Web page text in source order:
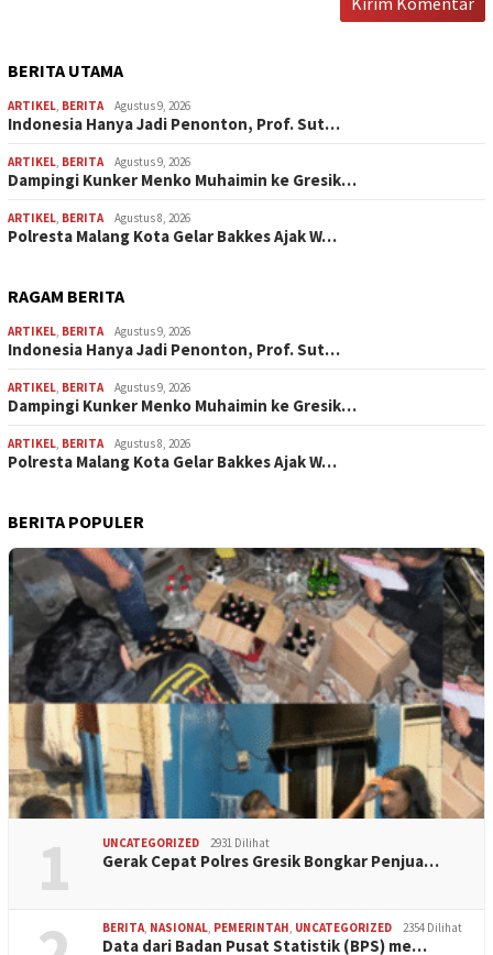
BERITA UTAMA
ARTIKEL, BERITA Agustus 9, 2026
Indonesia Hanya Jadi Penonton, Prof. Sut…
ARTIKEL, BERITA Agustus 9, 2026
Dampingi Kunker Menko Muhaimin ke Gresik…
ARTIKEL, BERITA Agustus 8, 2026
Polresta Malang Kota Gelar Bakkes Ajak W…
RAGAM BERITA
ARTIKEL, BERITA Agustus 9, 2026
Indonesia Hanya Jadi Penonton, Prof. Sut…
ARTIKEL, BERITA Agustus 9, 2026
Dampingi Kunker Menko Muhaimin ke Gresik…
ARTIKEL, BERITA Agustus 8, 2026
Polresta Malang Kota Gelar Bakkes Ajak W…
BERITA POPULER
1 UNCATEGORIZED 2931 Dilihat
Gerak Cepat Polres Gresik Bongkar Penjua…
BERITA, NASIONAL, PEMERINTAH, UNCATEGORIZED 2354 Dilihat
Data dari Badan Pusat Statistik (BPS) me…